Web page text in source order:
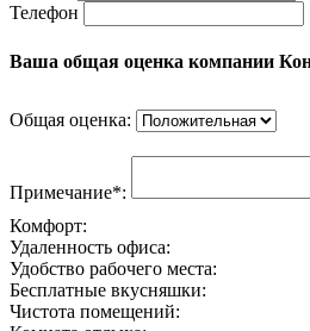
Телефон
Ваша общая оценка компании
Общая оценка:
Примечание*:
Комфорт:
Удаленность офиса:
Удобство рабочего места:
Бесплатные вкусняшки:
Чистота помещений: